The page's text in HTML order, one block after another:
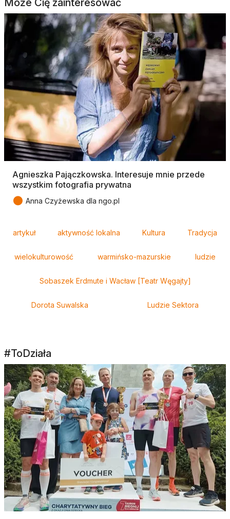
Może Cię zainteresować
Agnieszka Pajączkowska. Interesuje mnie przede
wszystkim fotografia prywatna
● Anna Czyżewska dla ngo.pl
artykuł aktywność lokalna Kultura Tradycja
wielokulturowość warmińsko-mazurskie ludzie
Sobaszek Erdmute i Wacław [Teatr Węgajty]
Dorota Suwalska Ludzie Sektora
#ToDziała